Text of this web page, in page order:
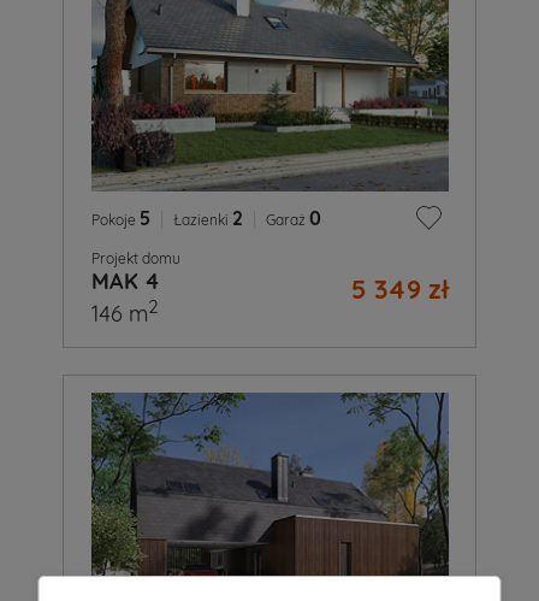
Pokoje 5 Łazienki 2 Garaż 0
Projekt domu
MAK 4 5 349 zł
146 m2